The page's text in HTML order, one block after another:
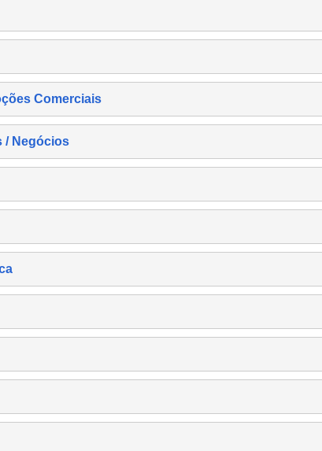
Comerciais
/ Negócios